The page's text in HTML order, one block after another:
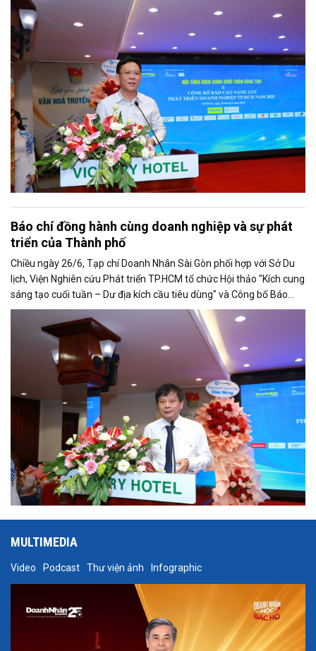
trọng giới thiệu phát biểu của ông Nguyễn Ngọc Hồi - Phó Giám đốc
Sở Văn hoá - Thể thao TP.HCM tại Hội thảo.
Báo chí đồng hành cùng doanh nghiệp và sự phát
triển của Thành phố
Chiều ngày 26/6, Tạp chí Doanh Nhân Sài Gòn phối hợp với Sở Du
lịch, Viện Nghiên cứu Phát triển TP.HCM tổ chức Hội thảo "Kích cung
sáng tạo cuối tuần – Dư địa kích cầu tiêu dùng" và Công bố Báo
cáo năng lực phát triển doanh nghiệp TP.HCM năm 2025. Trân
trọng giới thiệu phát biểu của ông Trần Trọng Dũng - Phó Chủ tịch
Hội Nhà báo Việt Nam tại Hội thảo.
MULTIMEDIA
Video Podcast Thư viện ảnh Infographic